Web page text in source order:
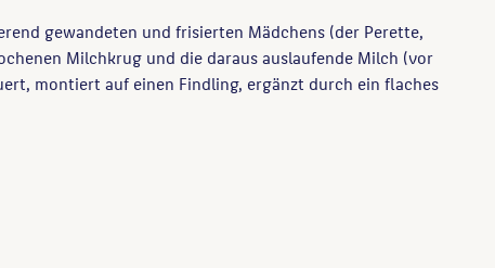
gewandeten und frisierten Mädchens (der Perette,
Milchkrug und die daraus auslaufende Milch (vor
montiert auf einen Findling, ergänzt durch ein flaches